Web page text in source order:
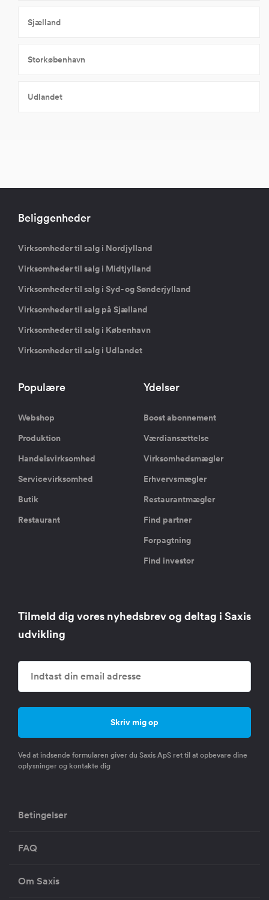
Sjælland
Storkøbenhavn
Udlandet
Beliggenheder
Virksomheder til salg i Nordjylland
Virksomheder til salg i Midtjylland
Virksomheder til salg i Syd- og Sønderjylland
Virksomheder til salg på Sjælland
Virksomheder til salg i København
Virksomheder til salg i Udlandet
Populære
Webshop
Produktion
Handelsvirksomhed
Servicevirksomhed
Butik
Restaurant
Ydelser
Boost abonnement
Værdiansættelse
Virksomhedsmægler
Erhvervsmægler
Restaurantmægler
Find partner
Forpagtning
Find investor
Tilmeld dig vores nyhedsbrev og deltag i Saxis
udvikling
Ved at indsende formularen giver du Saxis ApS ret til at opbevare dine
oplysninger og kontakte dig
Betingelser
FAQ
Om Saxis